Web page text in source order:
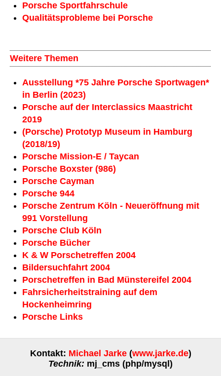
Porsche Sportfahrschule
Qualitätsprobleme bei Porsche
Weitere Themen
Ausstellung *75 Jahre Porsche Sportwagen*
in Berlin (2023)
Porsche auf der Interclassics Maastricht
2019
(Porsche) Prototyp Museum in Hamburg
(2018/19)
Porsche Mission-E / Taycan
Porsche Boxster (986)
Porsche Cayman
Porsche 944
Porsche Zentrum Köln - Neueröffnung mit
991 Vorstellung
Porsche Club Köln
Porsche Bücher
K & W Porschetreffen 2004
Bildersuchfahrt 2004
Porschetreffen in Bad Münstereifel 2004
Fahrsicherheitstraining auf dem
Hockenheimring
Porsche Links
Kontakt: Michael Jarke(www.jarke.de)
Technik: mj_cms (php/mysql)